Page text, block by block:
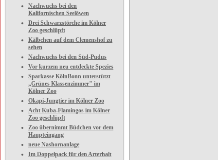
Nachwuchs bei den
Kalifornischen Seelöwen
Drei Schwarzstörche im Kölner
Zoo geschlüpft
Kälbchen auf dem Clemenshof zu
sehen
Nachwuchs bei den Süd-Pudus
Vor kurzem neu entdeckte Spezies
Sparkasse KölnBonn unterstützt
„Grünes Klassenzimmer" im
Kölner Zoo
Okapi-Jungtier im Kölner Zoo
Acht Kuba-Flamingos im Kölner
Zoo geschlüpft
Zoo übernimmt Büdchen vor dem
Haupteingang
neue Nashornanlage
Im Doppelpack für den Arterhalt